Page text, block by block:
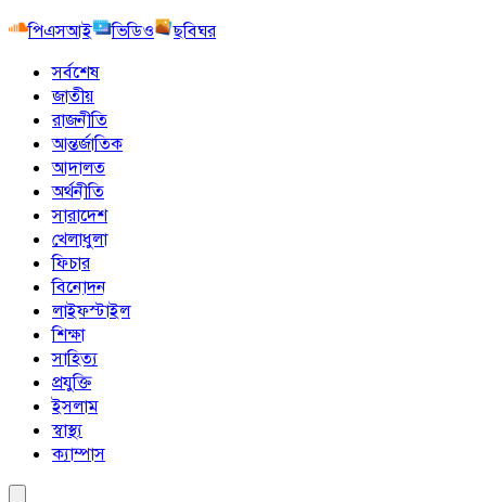
পিএসআই
ভিডিও
ছবিঘর
সর্বশেষ
জাতীয়
রাজনীতি
আন্তর্জাতিক
আদালত
অর্থনীতি
সারাদেশ
খেলাধুলা
ফিচার
বিনোদন
লাইফস্টাইল
শিক্ষা
সাহিত্য
প্রযুক্তি
ইসলাম
স্বাস্থ্য
ক্যাম্পাস